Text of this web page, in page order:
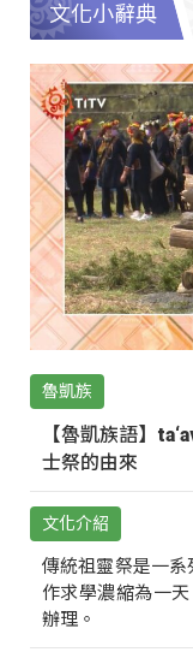
文化小辭典
魯凱族
【魯凱族語】
士祭的由來
文化介紹
傳統祖靈祭是一
作求學濃縮為一
辦理。